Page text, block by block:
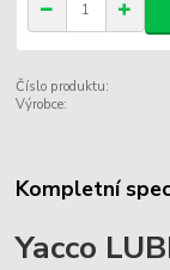
Číslo produktu:
Výrobce:
Kompletní
Yacco